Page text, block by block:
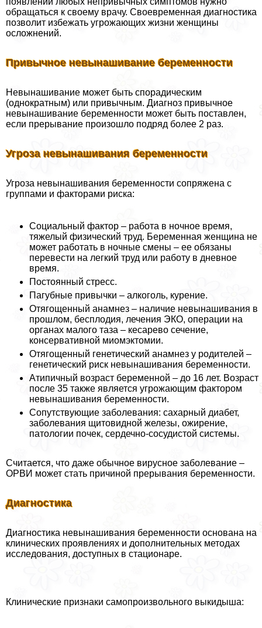
обращаться к своему врачу. Своевременная диагностика
позволит избежать угрожающих жизни женщины
осложнений.
Привычное невынашивание беременности
Невынашивание может быть спорадическим
(однократным) или привычным. Диагноз привычное
невынашивание беременности может быть поставлен,
если прерывание произошло подряд более 2 раз.
Угроза невынашивания беременности
Угроза невынашивания беременности сопряжена с
группами и факторами риска:
Социальный фактор – работа в ночное время,
тяжелый физический труд. Беременная женщина не
может работать в ночные смены – ее обязаны
перевести на легкий труд или работу в дневное
время.
Постоянный стресс.
Пагубные привычки – алкоголь, курение.
Отягощенный анамнез – наличие невынашивания в
прошлом, бесплодия, лечения ЭКО, операции на
органах малого таза – кесарево сечение,
консервативной миомэктомии.
Отягощенный генетический анамнез у родителей –
генетический риск невынашивания беременности.
Атипичный возраст беременной – до 16 лет. Возраст
после 35 также является угрожающим фактором
невынашивания беременности.
Сопутствующие заболевания: сахарный диабет,
заболевания щитовидной железы, ожирение,
патологии почек, сердечно-сосудистой системы.
Считается, что даже обычное вирусное заболевание –
ОРВИ может стать причиной прерывания беременности.
Диагностика
Диагностика невынашивания беременности основана на
клинических проявлениях и дополнительных методах
исследования, доступных в стационаре.
Клинические признаки самопроизвольного выкидыша: